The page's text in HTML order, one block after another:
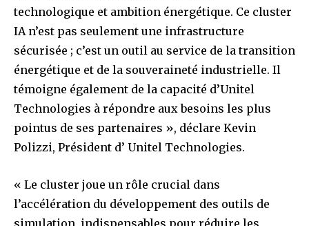
technologique et ambition énergétique. Ce cluster
IA n’est pas seulement une infrastructure
sécurisée ; c’est un outil au service de la transition
énergétique et de la souveraineté industrielle. Il
témoigne également de la capacité d’Unitel
Technologies à répondre aux besoins les plus
pointus de ses partenaires », déclare Kevin
Polizzi, Président d’ Unitel Technologies.
« Le cluster joue un rôle crucial dans
l’accélération du développement des outils de
simulation, indispensables pour réduire les